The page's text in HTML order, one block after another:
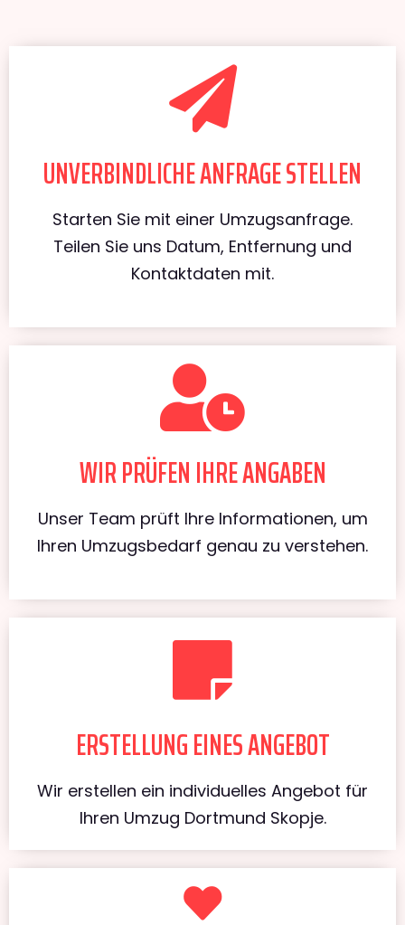
UNVERBINDLICHE ANFRAGE STELLEN
Starten Sie mit einer Umzugsanfrage.
Teilen Sie uns Datum, Entfernung und
Kontaktdaten mit.
WIR PRÜFEN IHRE ANGABEN
Unser Team prüft Ihre Informationen, um
Ihren Umzugsbedarf genau zu verstehen.
ERSTELLUNG EINES ANGEBOT
Wir erstellen ein individuelles Angebot für
Ihren Umzug Dortmund Skopje.